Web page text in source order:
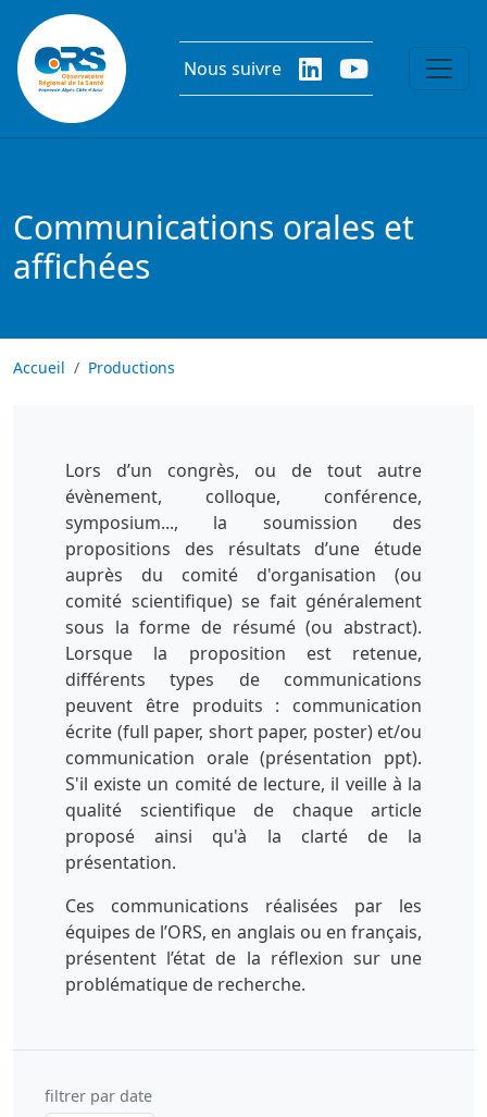
Aller au contenu principal
Nous suivre
Communications orales et
affichées
Accueil Productions
Lors d’un congrès, ou de tout autre
évènement, colloque, conférence,
symposium..., la soumission des
propositions des résultats d’une étude
auprès du comité d'organisation (ou
comité scientifique) se fait généralement
sous la forme de résumé (ou abstract).
Lorsque la proposition est retenue,
différents types de communications
peuvent être produits : communication
écrite (full paper, short paper, poster) et/ou
communication orale (présentation ppt).
S'il existe un comité de lecture, il veille à la
qualité scientifique de chaque article
proposé ainsi qu'à la clarté de la
présentation.
Ces communications réalisées par les
équipes de l’ORS, en anglais ou en français,
présentent l’état de la réflexion sur une
problématique de recherche.
filtrer par date